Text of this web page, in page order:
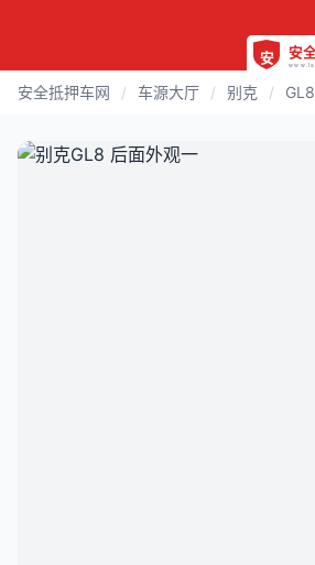
安全抵押车网 / 车源大厅 / 别克 / GL8